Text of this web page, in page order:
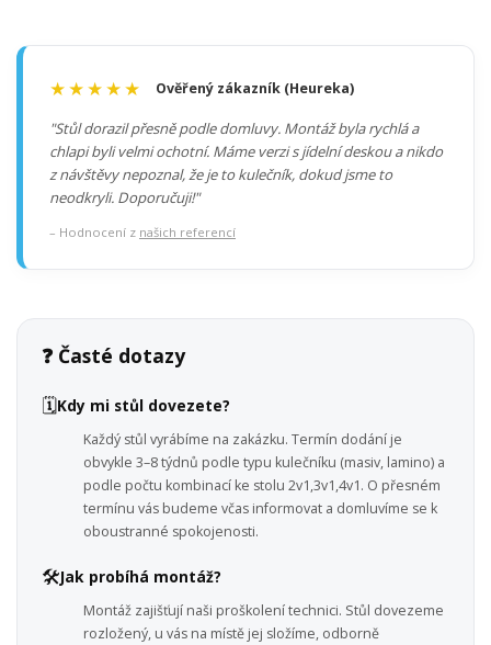
★★★★★ Ověřený zákazník (Heureka)
"Stůl dorazil přesně podle domluvy. Montáž byla rychlá a
chlapi byli velmi ochotní. Máme verzi s jídelní deskou a nikdo
z návštěvy nepoznal, že je to kulečník, dokud jsme to
neodkryli. Doporučuji!"
– Hodnocení z našich referencí
❓ Časté dotazy
🗓️Kdy mi stůl dovezete?
Každý stůl vyrábíme na zakázku. Termín dodání je
obvykle 3–8 týdnů podle typu kulečníku (masiv, lamino) a
podle počtu kombinací ke stolu 2v1,3v1,4v1. O přesném
termínu vás budeme včas informovat a domluvíme se k
oboustranné spokojenosti.
🛠️Jak probíhá montáž?
Montáž zajišťují naši proškolení technici. Stůl dovezeme
rozložený, u vás na místě jej složíme, odborně